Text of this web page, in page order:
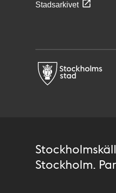
Stadsarkivet
Stockholm.